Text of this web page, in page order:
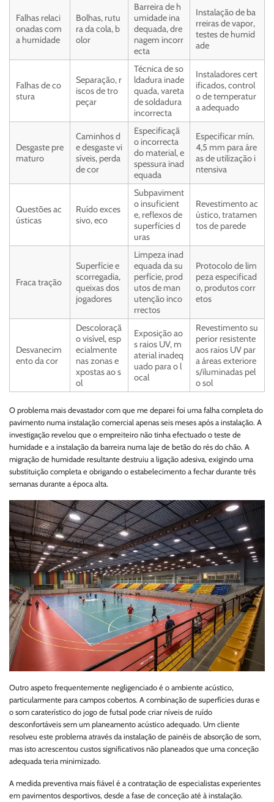
Falhas relaci
onadas com
a humidade
Bolhas, rutu
ra da cola, b
olor
Barreira de h
umidade ina
dequada, dre
nagem incorr
ecta
Instalação de ba
rreiras de vapor,
testes de humid
ade
Falhas de co
stura
Separação, r
iscos de tro
peçar
Técnica de so
ldadura inade
quada, vareta
de soldadura
incorrecta
Instaladores cert
ificados, control
o de temperatur
a adequado
Desgaste pre
maturo
Caminhos d
e desgaste vi
síveis, perda
de cor
Especificaçã
o incorrecta
do material, e
spessura inad
equada
Especificar mín.
4,5 mm para áre
as de utilização i
ntensiva
Questões ac
ústicas
Ruído exces
sivo, eco
Subpaviment
o insuficient
e, reflexos de
superfícies d
uras
Revestimento ac
ústico, tratamen
tos de parede
Fraca tração
Superfície e
scorregadia,
queixas dos
jogadores
Limpeza inad
equada da su
perfície, prod
utos de man
utenção inco
rrectos
Protocolo de lim
peza especificad
o, produtos corr
etos
Desvanecim
ento da cor
Descoloraçã
o visível, esp
ecialmente
nas zonas e
xpostas ao s
ol
Exposição ao
s raios UV, m
aterial inadeq
uado para o l
ocal
Revestimento su
perior resistente
aos raios UV par
a áreas exteriore
s/iluminadas pel
o sol
O problema mais devastador com que me deparei foi uma falha completa do
pavimento numa instalação comercial apenas seis meses após a instalação. A
investigação revelou que o empreiteiro não tinha efectuado o teste de
humidade e a instalação da barreira numa laje de betão do rés do chão. A
migração de humidade resultante destruiu a ligação adesiva, exigindo uma
substituição completa e obrigando o estabelecimento a fechar durante três
semanas durante a época alta.
Outro aspeto frequentemente negligenciado é o ambiente acústico,
particularmente para campos cobertos. A combinação de superfícies duras e
o som caraterístico do jogo de futsal pode criar níveis de ruído
desconfortáveis sem um planeamento acústico adequado. Um cliente
resolveu este problema através da instalação de painéis de absorção de som,
mas isto acrescentou custos significativos não planeados que uma conceção
adequada teria minimizado.
A medida preventiva mais fiável é a contratação de especialistas experientes
em pavimentos desportivos, desde a fase de conceção até à instalação.